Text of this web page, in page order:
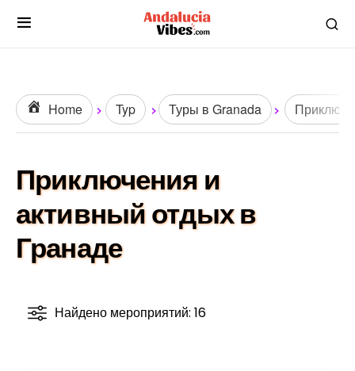
Home Typ Туры в Granada
Приключения и
активный отдых в
Гранаде
Найдено мероприятий: 16